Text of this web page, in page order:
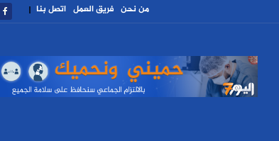
| اتصل بنا فريق العمل من نحن